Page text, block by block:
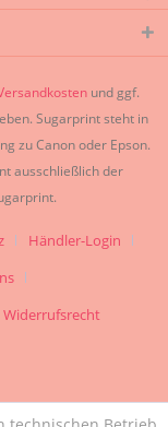
und ggf.
Sugarprint steht in
zu Canon oder Epson.
ausschließlich der
Händler-Login
Widerrufsrecht